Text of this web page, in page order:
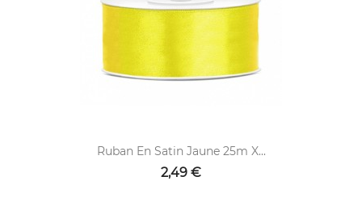
Ruban En Satin Jaune 25m X...
2,49 €